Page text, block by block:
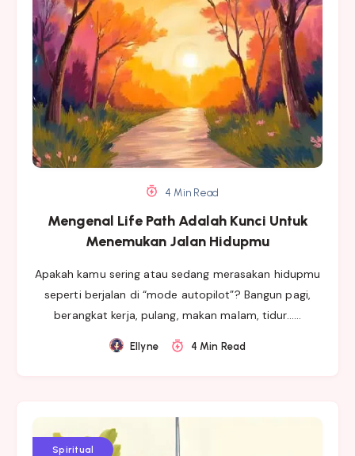
4 Min Read
Mengenal Life Path Adalah Kunci Untuk
Menemukan Jalan Hidupmu
Apakah kamu sering atau sedang merasakan hidupmu
seperti berjalan di “mode autopilot”? Bangun pagi,
berangkat kerja, pulang, makan malam, tidur……
Ellyne 4 Min Read
Spiritual